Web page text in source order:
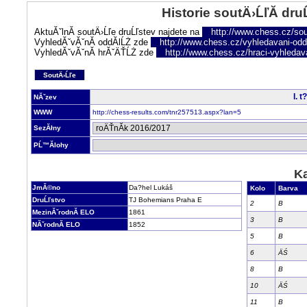
Historie soutÄ›ĹľĂ­
AktuĂˇlnĂ­ soutÄ›Ĺľe druĹľstev najdete na
http://www.chess.cz/
VyhledĂˇvĂˇnĂ­ oddĂ­lĹŻ zde
http://www.chess.cz/vyhledavani-
VyhledĂˇvĂˇnĂ­ hrĂˇÄŤĹŻ zde
http://www.chess.cz/hraci-
SoutÄ›Ĺľe
NĂˇzev I.
WWW http://chess-results.com/tnr257513.aspx?lan=5
SezĂłny
PĹ™Ă­lohy
JmĂ©no
Da?hel Lukáš
DruĹľstvo
TJ Bohemians Praha E
MezinĂˇrodnĂ­ ELO
1861
NĂˇrodnĂ­ ELO
1852
Kolo
Barva
2
B
3 B
5 B
6 ÄŚ
8 B
10 ÄŚ
11 B